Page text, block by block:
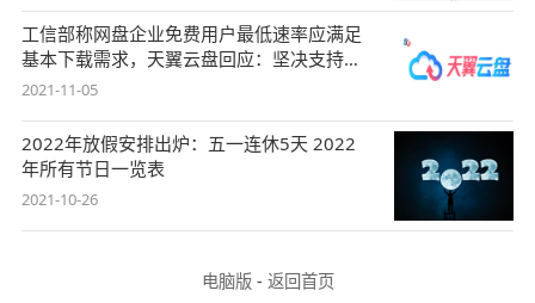
工信部称网盘企业免费用户最低速率应满足
基本下载需求，天翼云盘回应：坚决支持，
始终
2021-11-05
2022年放假安排出炉：五一连休5天 2022
年所有节日一览表
2021-10-26
电脑版- 返回首页